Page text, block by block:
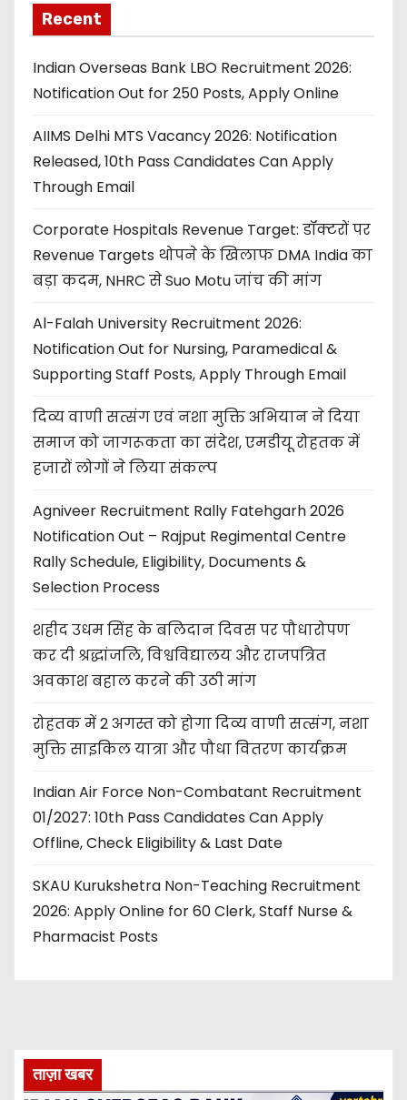
Recent
Indian Overseas Bank LBO Recruitment 2026:
Notification Out for 250 Posts, Apply Online
AIIMS Delhi MTS Vacancy 2026: Notification
Released, 10th Pass Candidates Can Apply
Through Email
Corporate Hospitals Revenue Target: डॉक्टरों पर
Revenue Targets थोपने के खिलाफ DMA India का
बड़ा कदम, NHRC से Suo Motu जांच की मांग
Al-Falah University Recruitment 2026:
Notification Out for Nursing, Paramedical &
Supporting Staff Posts, Apply Through Email
दिव्य वाणी सत्संग एवं नशा मुक्ति अभियान ने दिया
समाज को जागरूकता का संदेश, एमडीयू रोहतक में
हजारों लोगों ने लिया संकल्प
Agniveer Recruitment Rally Fatehgarh 2026
Notification Out – Rajput Regimental Centre
Rally Schedule, Eligibility, Documents &
Selection Process
शहीद उधम सिंह के बलिदान दिवस पर पौधारोपण
कर दी श्रद्धांजलि, विश्वविद्यालय और राजपत्रित
अवकाश बहाल करने की उठी मांग
रोहतक में 2 अगस्त को होगा दिव्य वाणी सत्संग, नशा
मुक्ति साइकिल यात्रा और पौधा वितरण कार्यक्रम
Indian Air Force Non-Combatant Recruitment
01/2027: 10th Pass Candidates Can Apply
Offline, Check Eligibility & Last Date
SKAU Kurukshetra Non-Teaching Recruitment
2026: Apply Online for 60 Clerk, Staff Nurse &
Pharmacist Posts
ताज़ा खबर